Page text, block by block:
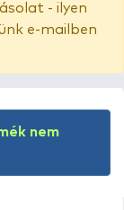
- ilyen
e-mailben
nem